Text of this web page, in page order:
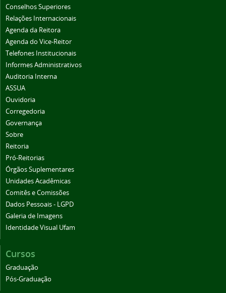
Conselhos Superiores
Relações Internacionais
Agenda da Reitora
Agenda do Vice-Reitor
Telefones Institucionais
Informes Administrativos
Auditoria Interna
ASSUA
Ouvidoria
Corregedoria
Governança
Sobre
Reitoria
Pró-Reitorias
Órgãos Suplementares
Unidades Acadêmicas
Comitês e Comissões
Dados Pessoais - LGPD
Galeria de Imagens
Identidade Visual Ufam
Cursos
Graduação
Pós-Graduação